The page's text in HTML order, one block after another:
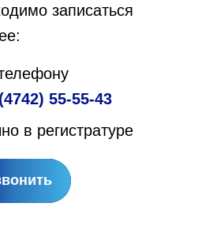
записаться
55-55-43
в регистратуре